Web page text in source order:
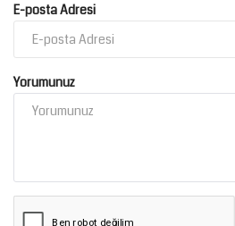
E-posta Adresi
Yorumunuz